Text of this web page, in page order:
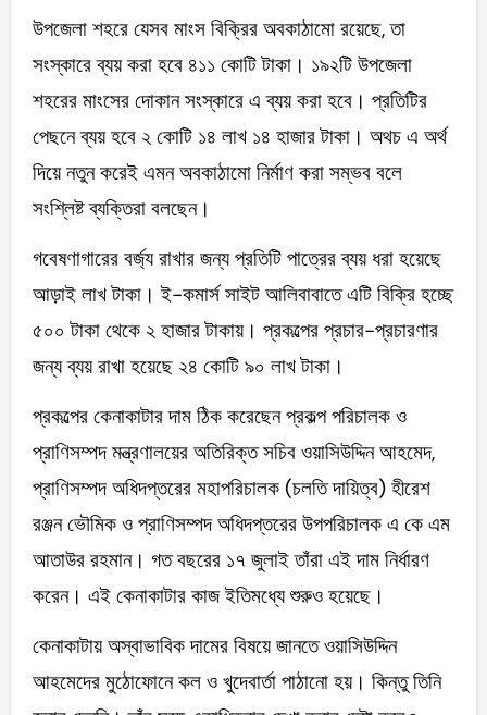
উপজেলা শহরে যেসব মাংস বিক্রির অবকাঠামো রয়েছে, তা
সংস্কারে ব্যয় করা হবে ৪১১ কোটি টাকা। ১৯২টি উপজেলা
শহরের মাংসের দোকান সংস্কারে এ ব্যয় করা হবে। প্রতিটির
পেছনে ব্যয় হবে ২ কোটি ১৪ লাখ ১৪ হাজার টাকা। অথচ এ অর্থ
দিয়ে নতুন করেই এমন অবকাঠামো নির্মাণ করা সম্ভব বলে
সংশ্লিষ্ট ব্যক্তিরা বলছেন।
গবেষণাগারের বর্জ্য রাখার জন্য প্রতিটি পাত্রের ব্যয় ধরা হয়েছে
আড়াই লাখ টাকা। ই-কমার্স সাইট আলিবাবাতে এটি বিক্রি হচ্ছে
৫০০ টাকা থেকে ২ হাজার টাকায়। প্রকল্পের প্রচার-প্রচারণার
জন্য ব্যয় রাখা হয়েছে ২৪ কোটি ৯০ লাখ টাকা।
প্রকল্পের কেনাকাটার দাম ঠিক করেছেন প্রকল্প পরিচালক ও
প্রাণিসম্পদ মন্ত্রণালয়ের অতিরিক্ত সচিব ওয়াসিউদ্দিন আহমেদ,
প্রাণিসম্পদ অধিদপ্তরের মহাপরিচালক (চলতি দায়িত্ব) হীরেশ
রঞ্জন ভৌমিক ও প্রাণিসম্পদ অধিদপ্তরের উপপরিচালক এ কে এম
আতাউর রহমান। গত বছরের ১৭ জুলাই তাঁরা এই দাম নির্ধারণ
করেন। এই কেনাকাটার কাজ ইতিমধ্যে শুরুও হয়েছে।
কেনাকাটায় অস্বাভাবিক দামের বিষয়ে জানতে ওয়াসিউদ্দিন
আহমেদের মুঠোফোনে কল ও খুদেবার্তা পাঠানো হয়। কিন্তু তিনি